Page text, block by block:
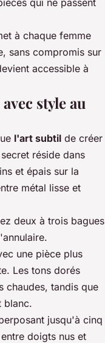
qui ne passent
à chaque femme
sans compromis sur
accessible à
style au
l'art subtil de créer
réside dans
et épais sur la
métal lisse et
deux à trois bagues
une pièce plus
Les tons dorés
chaudes, tandis que
blanc.
jusqu'à cinq
doigts nus et